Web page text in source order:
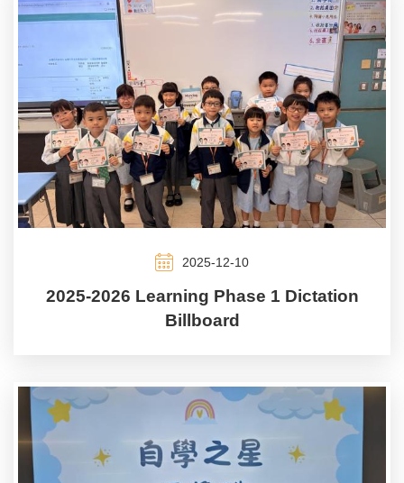
2025-12-10
2025-2026 Learning Phase 1 Dictation
Billboard